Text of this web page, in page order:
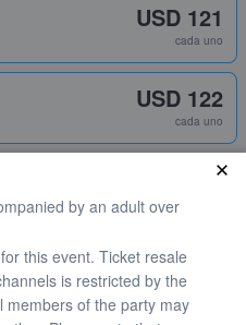
USD 121
cada uno
USD 122
cada uno
USD 135
cada uno
USD 148
cada uno
by an adult over
this event. Ticket resale
is restricted by the
members of the party may